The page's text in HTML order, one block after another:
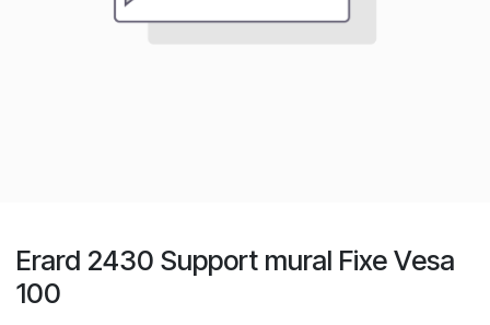
Erard 2430 Support mural Fixe Vesa
100